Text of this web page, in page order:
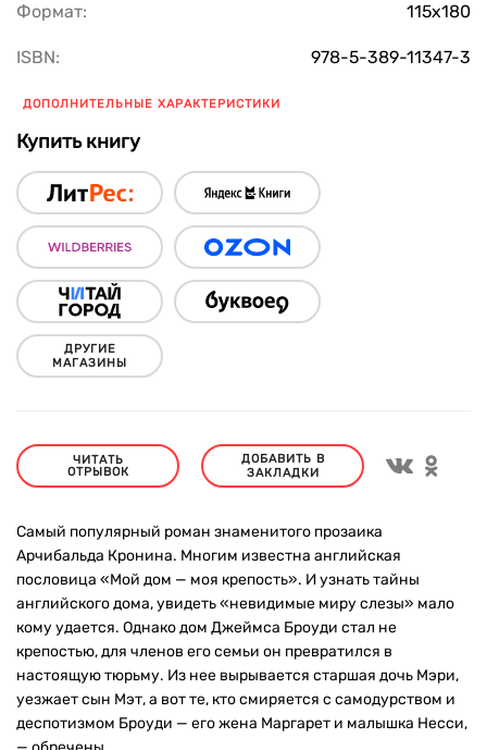
Формат: 115х180
ISBN: 978-5-389-11347-3
ДОПОЛНИТЕЛЬНЫЕ ХАРАКТЕРИСТИКИ
Купить книгу
ДРУГИЕ
МАГАЗИНЫ
ЧИТАТЬ
ОТРЫВОК
ДОБАВИТЬ В
ЗАКЛАДКИ
Самый популярный роман знаменитого прозаика
Арчибальда Кронина. Многим известна английская
пословица «Мой дом — моя крепость». И узнать тайны
английского дома, увидеть «невидимые миру слезы» мало
кому удается. Однако дом Джеймса Броуди стал не
крепостью, для членов его семьи он превратился в
настоящую тюрьму. Из нее вырывается старшая дочь Мэри,
уезжает сын Мэт, а вот те, кто смиряется с самодурством и
деспотизмом Броуди — его жена Маргарет и малышка Несси,